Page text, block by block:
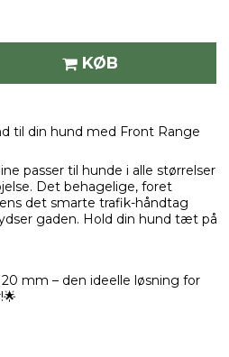
KØB
til din hund med Front Range
passer til hunde i alle størrelser
Det behagelige, foret
det smarte trafik-håndtag
gaden. Hold din hund tæt på
mm – den ideelle løsning for